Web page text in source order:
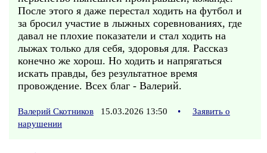
После этого я даже перестал ходить на футбол и
за бросил участие в лыжных соревнованиях, где
давал не плохие показатели и стал ходить на
лыжах только для себя, здоровья для. Рассказ
конечно же хорош. Но ходить и напрягаться
искать правды, без результатное время
провождение. Всех благ - Валерий.
Валерий Скотников 15.03.2026 13:50 •
Заявить о
нарушении